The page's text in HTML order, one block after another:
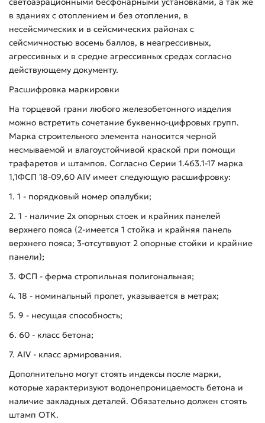
в зданиях с отоплением и без отопления, в
несейсмических и в сейсмических районах с
сейсмичностью восемь баллов, в неагрессивных,
агрессивных и в средне агрессивных средах согласно
действующему документу.
Расшифровка маркировки
На торцевой грани любого железобетонного изделия
можно встретить сочетание буквенно-цифровых групп.
Марка строительного элемента наносится черной
несмываемой и влагоустойчивой краской при помощи
трафаретов и штампов. Согласно Серии 1.463.1-17 марка
1,1ФСП 18-09,60 АIV имеет следующую расшифровку:
1. 1 - порядковый номер опалубки;
2. 1 - наличие 2х опорных стоек и крайних панелей
верхнего пояса (2-имеется 1 стойка и крайняя панель
верхнего пояса; 3-отсутввуют 2 опорные стойки и крайние
панели);
3. ФСП - ферма стропильная полигональная;
4. 18 - номинальный пролет, указывается в метрах;
5. 9 - несущая способность;
6. 60 - класс бетона;
7. AIV - класс армирования.
Дополнительно могут стоять индексы после марки,
которые характеризуют водонепроницаемость бетона и
наличие закладных деталей. Обязательно должен стоять
штамп ОТК.